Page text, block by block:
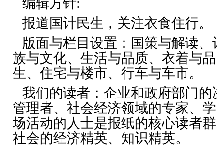
编辑方针:
报道国计民生，关注衣食住行。
版面与栏目设置：国策与解读
族与文化、生活与品质、 衣着与
生、住宅与楼市、行车与车市。
我们的读者：企业和政府部门
管理者、社会经济领域的专家、
场活动的人士是报纸的核心读者
社会的经济精英、知识精英。